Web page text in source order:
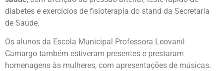
diabetes e exercícios de fisioterapia do stand da Secretaria
de Saúde.
Os alunos da Escola Municipal Professora Leovanil
Camargo também estiveram presentes e prestaram
homenagens às mulheres, com apresentações de músicas.